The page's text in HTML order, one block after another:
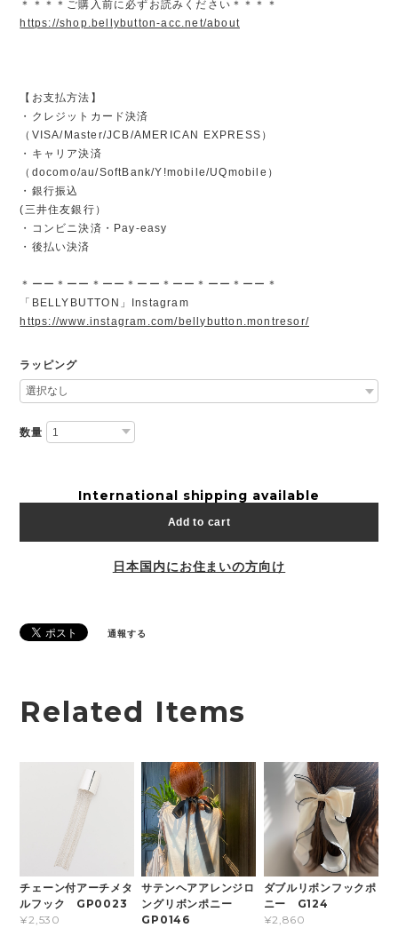
＊＊＊＊ご購入前に必ずお読みください＊＊＊＊
https://shop.bellybutton-acc.net/about
【お支払方法】
・クレジットカード決済
（VISA/Master/JCB/AMERICAN EXPRESS）
・キャリア決済
（docomo/au/SoftBank/Y!mobile/UQmobile）
・銀行振込
(三井住友銀行）
・コンビニ決済・Pay-easy
・後払い決済
＊ーー＊ーー＊ーー＊ーー＊ーー＊ーー＊ーー＊
「BELLYBUTTON」Instagram
https://www.instagram.com/bellybutton.montresor/
ラッピング
数量
International shipping available
Add to cart
日本国内にお住まいの方向け
通報する
Related Items
チェーン付アーチメタ
ルフック GP0023
¥2,530
サテンヘアアレンジロ
ングリボンポニー
GP0146
ダブルリボンフックポ
ニー G124
¥2,860